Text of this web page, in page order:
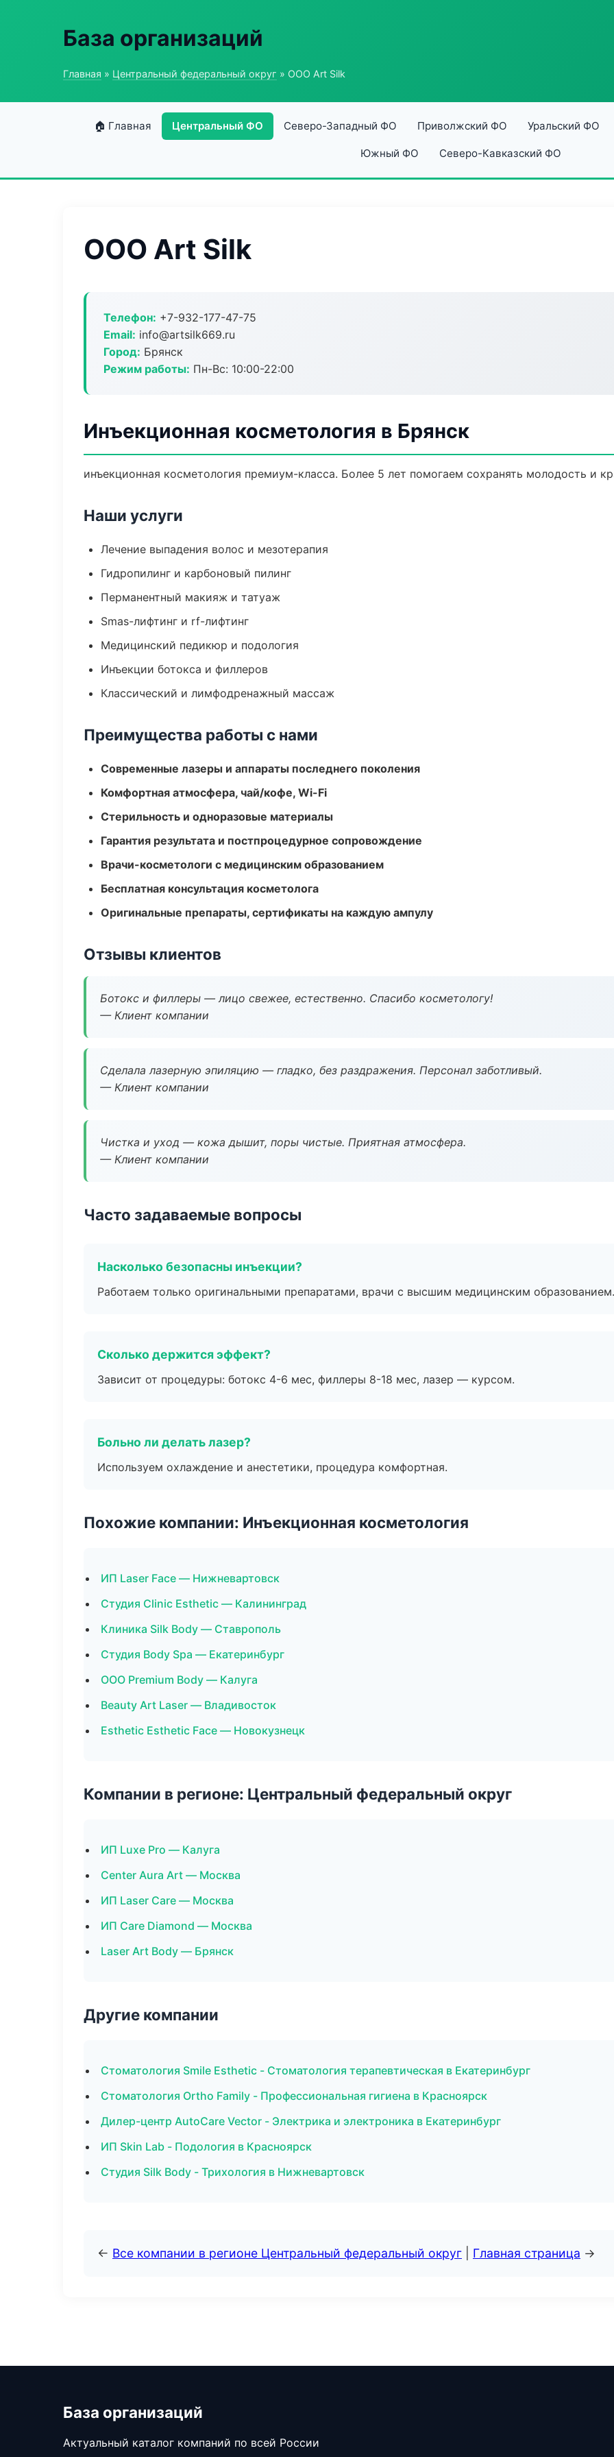
База организаций
Главная » Центральный федеральный округ » ООО Art Silk
🏠 Главная Центральный ФО Северо-Западный ФО Приволжский ФО Уральский ФО
Южный ФО Северо-Кавказский ФО
ООО Art Silk
Телефон: +7-932-177-47-75
Email: info@artsilk669.ru
Город: Брянск
Режим работы: Пн-Вс: 10:00-22:00
Инъекционная косметология в Брянск
инъекционная косметология премиум-класса. Более 5 лет помогаем сохранять молодость и
Наши услуги
Лечение выпадения волос и мезотерапия
Гидропилинг и карбоновый пилинг
Перманентный макияж и татуаж
Smas-лифтинг и rf-лифтинг
Медицинский педикюр и подология
Инъекции ботокса и филлеров
Классический и лимфодренажный массаж
Преимущества работы с нами
Современные лазеры и аппараты последнего поколения
Комфортная атмосфера, чай/кофе, Wi-Fi
Стерильность и одноразовые материалы
Гарантия результата и постпроцедурное сопровождение
Врачи-косметологи с медицинским образованием
Бесплатная консультация косметолога
Оригинальные препараты, сертификаты на каждую ампулу
Отзывы клиентов
Ботокс и филлеры — лицо свежее, естественно. Спасибо косметологу!
— Клиент компании
Сделала лазерную эпиляцию — гладко, без раздражения. Персонал заботливый.
— Клиент компании
Чистка и уход — кожа дышит, поры чистые. Приятная атмосфера.
— Клиент компании
Часто задаваемые вопросы
Насколько безопасны инъекции?
Работаем только оригинальными препаратами, врачи с высшим медицинским образованием.
Сколько держится эффект?
Зависит от процедуры: ботокс 4-6 мес, филлеры 8-18 мес, лазер — курсом.
Больно ли делать лазер?
Используем охлаждение и анестетики, процедура комфортная.
Похожие компании: Инъекционная косметология
ИП Laser Face — Нижневартовск
Студия Clinic Esthetic — Калининград
Клиника Silk Body — Ставрополь
Студия Body Spa — Екатеринбург
ООО Premium Body — Калуга
Beauty Art Laser — Владивосток
Esthetic Esthetic Face — Новокузнецк
Компании в регионе: Центральный федеральный округ
ИП Luxe Pro — Калуга
Center Aura Art — Москва
ИП Laser Care — Москва
ИП Care Diamond — Москва
Laser Art Body — Брянск
Другие компании
Стоматология Smile Esthetic - Стоматология терапевтическая в Екатеринбург
Стоматология Ortho Family - Профессиональная гигиена в Красноярск
Дилер-центр AutoCare Vector - Электрика и электроника в Екатеринбург
ИП Skin Lab - Подология в Красноярск
Студия Silk Body - Трихология в Нижневартовск
← Все компании в регионе Центральный федеральный округ Главная страница →
База организаций
Актуальный каталог компаний по всей России